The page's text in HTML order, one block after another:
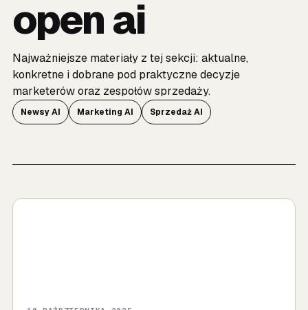
open ai
Najważniejsze materiały z tej sekcji: aktualne,
konkretne i dobrane pod praktyczne decyzje
marketerów oraz zespołów sprzedaży.
Newsy AI Marketing AI Sprzedaż AI